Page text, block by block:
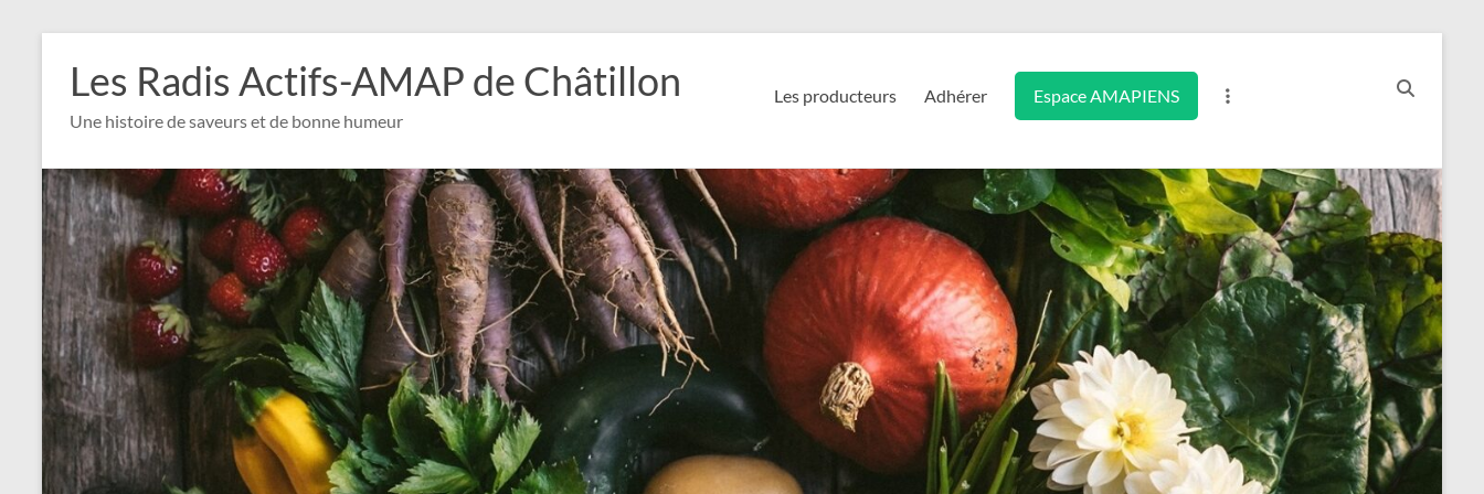
contenu
Les Radis Actifs-AMAP de Châtillon
Une histoire de saveurs et de bonne humeur
Les producteurs Adhérer Espace AMAPIENS